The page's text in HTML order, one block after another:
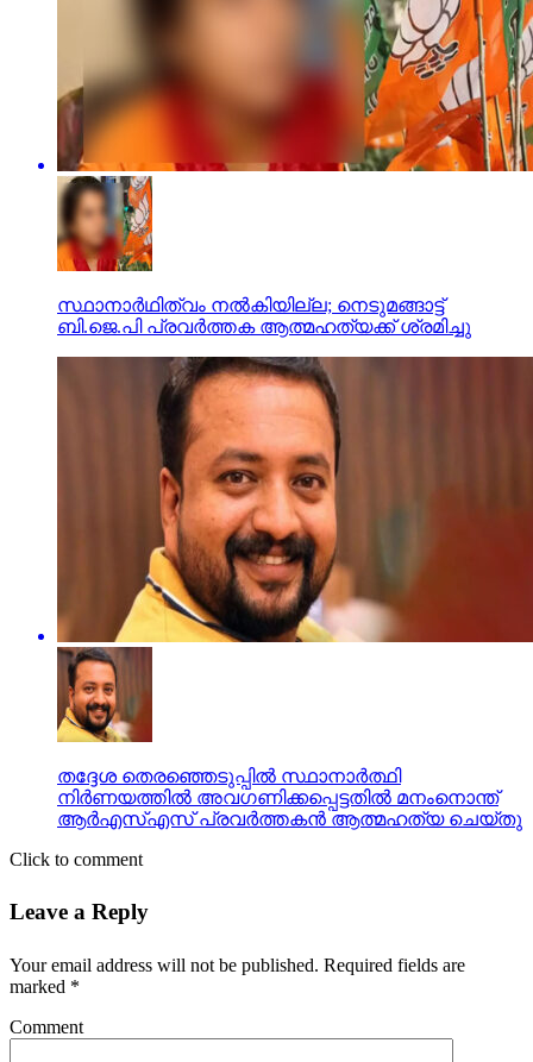
സ്ഥാനാര്‍ഥിത്വം നല്‍കിയില്ല; നെടുമങ്ങാട്ട്
ബി.ജെ.പി പ്രവര്‍ത്തക ആത്മഹത്യക്ക് ശ്രമിച്ചു
തദ്ദേശ തെരഞ്ഞെടുപ്പില്‍ സ്ഥാനാര്‍ത്ഥി
നിര്‍ണയത്തില്‍ അവഗണിക്കപ്പെട്ടതില്‍ മനംനൊന്ത്
ആര്‍എസ്എസ് പ്രവര്‍ത്തകന്‍ ആത്മഹത്യ ചെയ്തു
Click to comment
Leave a Reply
Your email address will not be published. Required fields are
marked *
Comment